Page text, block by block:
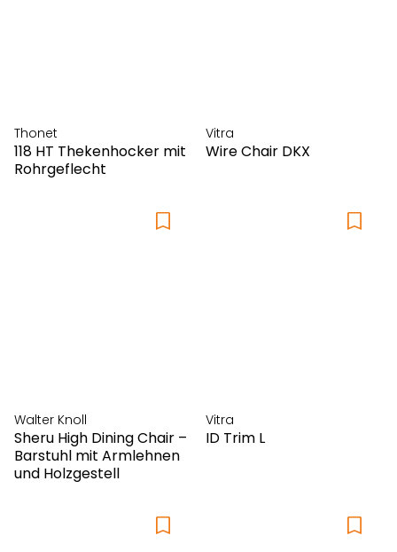
Thonet
118 HT Thekenhocker mit
Rohrgeflecht
Vitra
Wire Chair DKX
Walter Knoll
Sheru High Dining Chair –
Barstuhl mit Armlehnen
und Holzgestell
Vitra
ID Trim L